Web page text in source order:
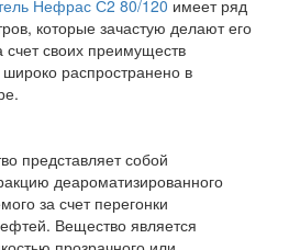
Нефрас С2 80/120 имеет ряд
которые зачастую делают его
своих преимуществ
распространено в
представляет собой
деароматизированного
за счет перегонки
Вещество является